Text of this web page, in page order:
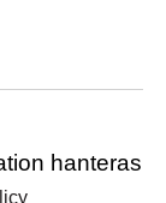
hanteras